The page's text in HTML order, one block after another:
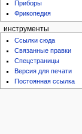
Приборы
Фрикопедия
инструменты
Ссылки сюда
Связанные правки
Спецстраницы
Версия для печати
Постоянная ссылка
Последнее